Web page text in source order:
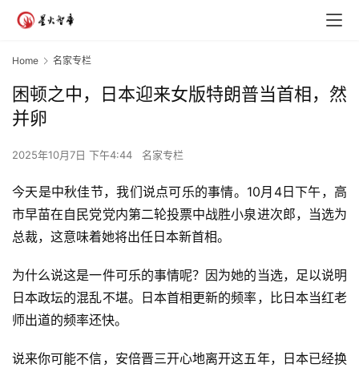
Home 名家专栏
困顿之中，日本迎来女版特朗普当首相，然
并卵
2025年10月7日 下午4:44 名家专栏
今天是中秋佳节，我们说点可乐的事情。10月4日下午，高
市早苗在自民党党内第二轮投票中战胜小泉进次郎，当选为
总裁，这意味着她将出任日本新首相。
为什么说这是一件可乐的事情呢？因为她的当选，足以说明
日本政坛的混乱不堪。日本首相更新的频率，比日本当红老
师出道的频率还快。
说来你可能不信，安倍晋三开心地离开这五年，日本已经换